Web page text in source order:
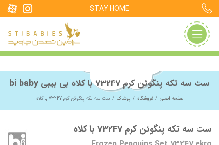
STAY HOME
ست سه تکه پنگوئن کرم 73247 با کلاه بی بیبی bi baby
صفحه اصلی فروشگاه پوشاک ست سه تکه پنگوئن کرم 73247 با کلاه
ست سه تکه پنگوئن کرم 73247 با کلاه